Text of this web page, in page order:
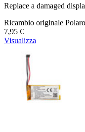
Replace a damaged
Ricambio originale
7,95 €
Visualizza